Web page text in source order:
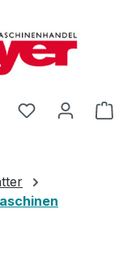
Du hast 0